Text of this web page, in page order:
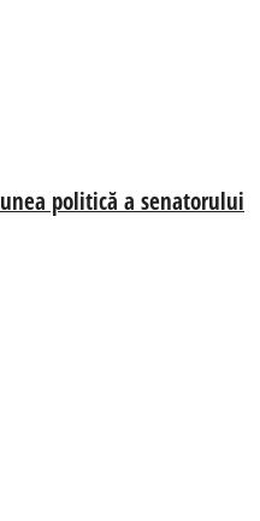
politică a senatorului